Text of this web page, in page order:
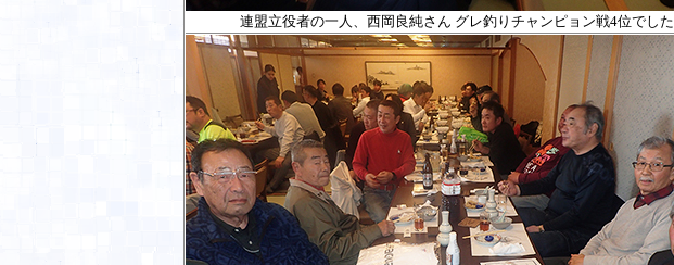
連盟立役者の一人、西岡良純さん グレ釣りチャンピョン戦4位でした